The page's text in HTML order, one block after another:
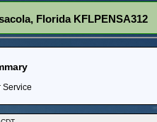
Florida KFLPENSA312